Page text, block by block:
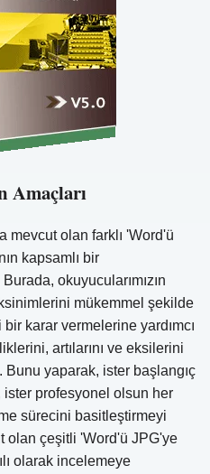
Amaçları
mevcut olan farklı 'Word'ü
kapsamlı bir
Burada, okuyucularımızın
mükemmel şekilde
karar vermelerine yardımcı
artılarını ve eksilerini
yaparak, ister başlangıç
profesyonel olsun her
sürecini basitleştirmeyi
olan çeşitli 'Word'ü JPG'ye
olarak incelemeye